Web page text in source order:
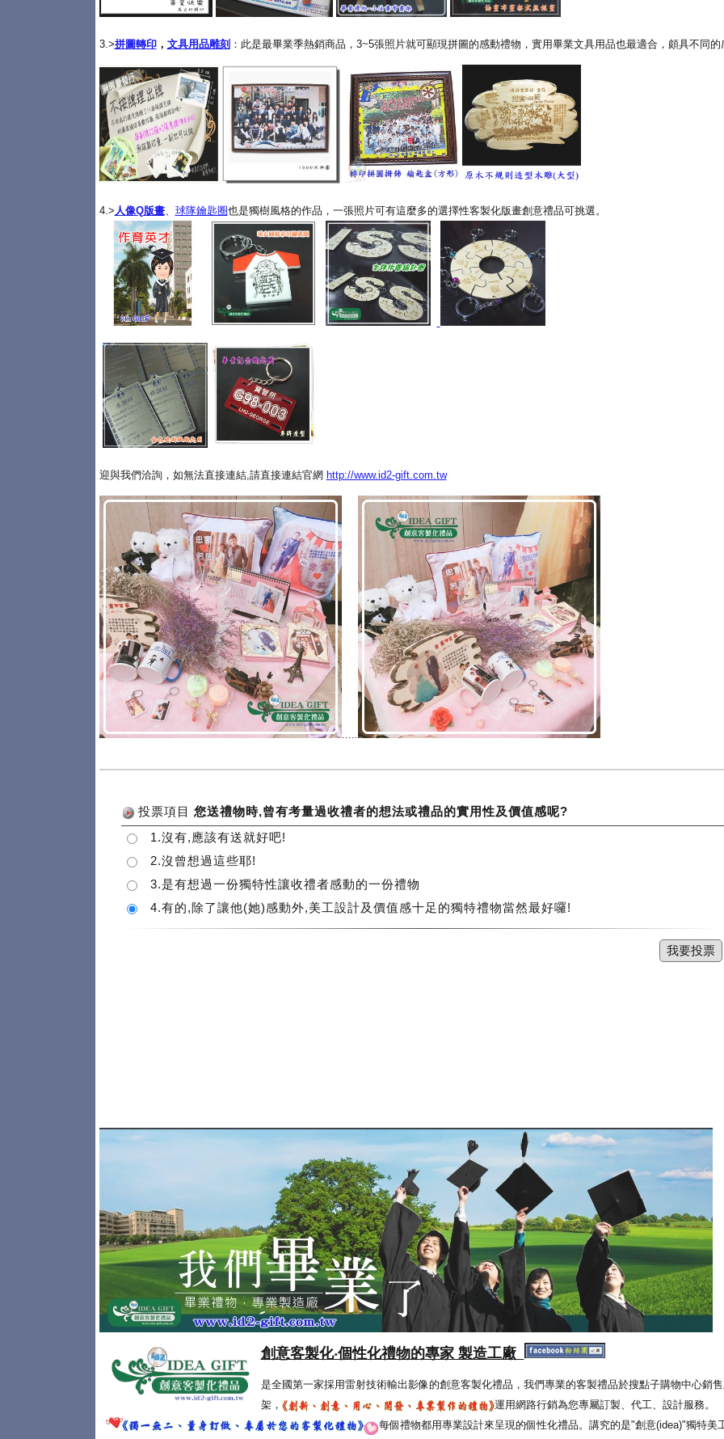
3.>拼圖轉印， 文具用品雕刻 ：此是最畢業季熱銷商品，3~5張照片就可顯現拼圖的感動禮物，實用畢業文具用品也最適合，頗具不同
4.> 人像Q版畫、 球隊鑰匙圈也是獨樹風格的作品，一張照片可有這麼多的選擇性客製化版畫創意禮品可挑選。
迎與我們洽詢，如無法直接連結,請直接連結官網 http://www.id2-gift.com.tw
.....
創意客製化‧個性化禮物的專家 製造工廠
是全國第一家採用雷射技術輸出影像的創意客製化禮品，我們專業的客製禮品於搜點子購物中心銷
架，
運用網路行銷為您專屬訂製、代工、設計服務。
每個禮物都用專業設計來呈現的個性化禮品。講究的是"創意(idea)"獨特美